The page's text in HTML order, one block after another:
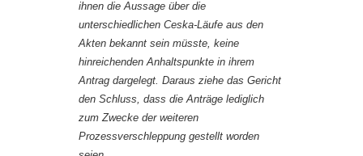
ihnen die Aussage über die
unterschiedlichen Ceska-Läufe aus den
Akten bekannt sein müsste, keine
hinreichenden Anhaltspunkte in ihrem
Antrag dargelegt. Daraus ziehe das Gericht
den Schluss, dass die Anträge lediglich
zum Zwecke der weiteren
Prozessverschleppung gestellt worden